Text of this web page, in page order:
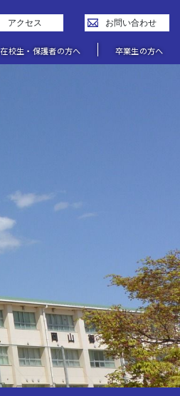
アクセス お問い合わせ
在校生・保護者の方へ 卒業生の方へ